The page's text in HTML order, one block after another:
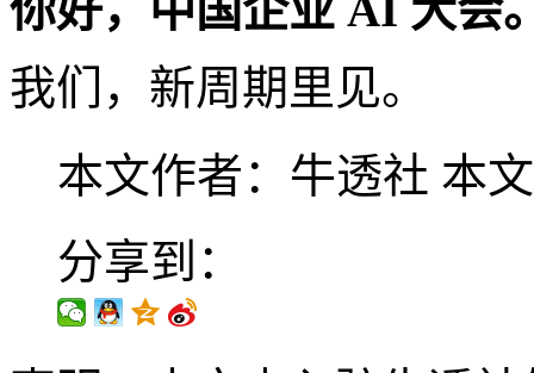
我们，新周期里见。
本文作者：牛透社 本
分享到：